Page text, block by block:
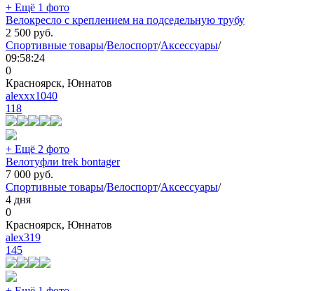
+ Ещё 1 фото
Велокресло с креплением на подседельную трубу
2 500 руб.
Спортивные товары/Велоспорт/Аксессуары/
09:58:24
0
Красноярск, Юннатов
alexxx1040
118
+ Ещё 2 фото
Велотуфли trek bontager
7 000 руб.
Спортивные товары/Велоспорт/Аксессуары/
4 дня
0
Красноярск, Юннатов
alex319
145